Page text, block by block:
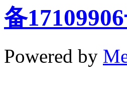
备
Powered by